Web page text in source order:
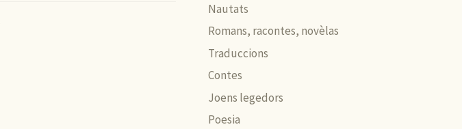
Nautats
Romans, racontes, novèlas
Traduccions
Contes
Joens legedors
Poesia